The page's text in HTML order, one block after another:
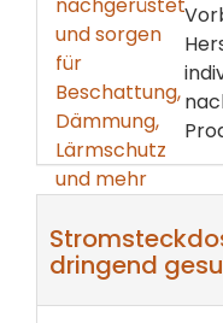
dringend